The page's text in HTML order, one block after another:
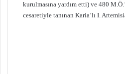
kurulmasına yardım etti) ve 480
cesaretiyle tanınan Karia’lı I.